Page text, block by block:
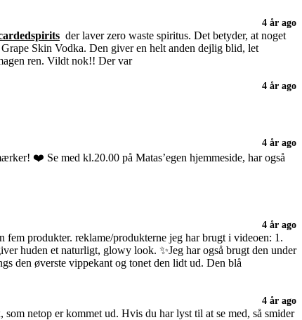
4 år ago
der laver zero waste spiritus. Det betyder, at noget
Skin Vodka. Den giver en helt anden dejlig blid, let
ren. Vildt nok!! Der var
4 år ago
4 år ago
❤️ Se med kl.20.00 på Matas’egen hjemmeside, har også
4 år ago
produkter. reklame/produkterne jeg har brugt i videoen: 1.
huden et naturligt, glowy look. ✨Jeg har også brugt den under
den øverste vippekant og tonet den lidt ud. Den blå
4 år ago
netop er kommet ud. Hvis du har lyst til at se med, så smider